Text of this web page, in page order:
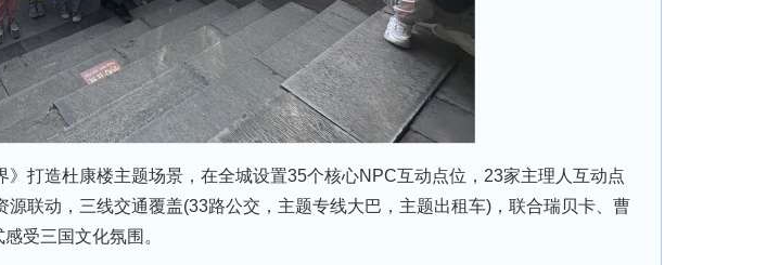
》打造杜康楼主题场景，在全城设置35个核心NPC互动点位，23家主理人互动点
联动，三线交通覆盖(33路公交，主题专线大巴，主题出租车)，联合瑞贝卡、曹
受三国文化氛围。